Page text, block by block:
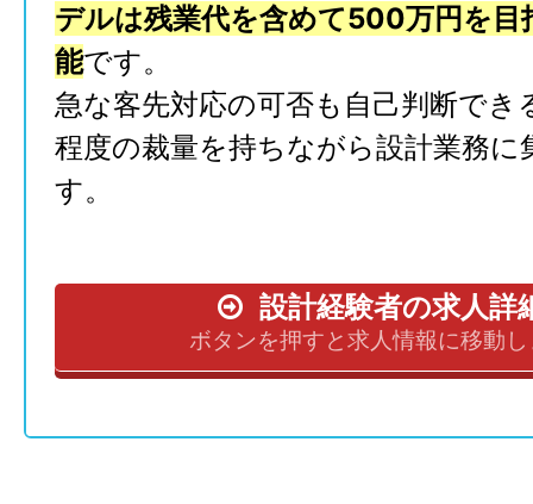
デルは残業代を含めて500万円を目
能です。
急な客先対応の可否も自己判断でき
程度の裁量を持ちながら設計業務に
す。
設計経験者の求人詳
ボタンを押すと求人情報に移動